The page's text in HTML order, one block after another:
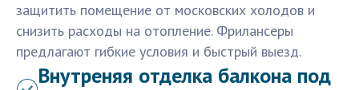
защитить помещение от московских холодов и
снизить расходы на отопление. Фрилансеры
предлагают гибкие условия и быстрый выезд.
Внутреняя отделка балкона под